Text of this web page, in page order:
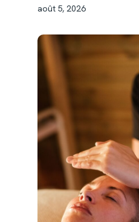
août 5, 2026